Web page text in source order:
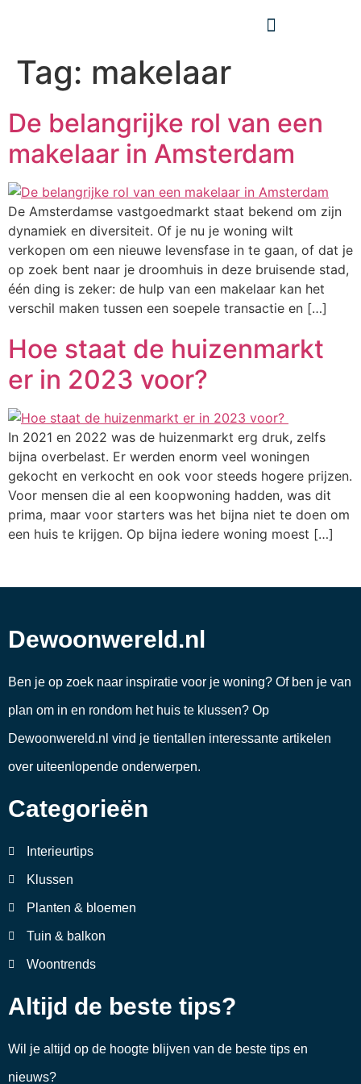
Tag: makelaar
De belangrijke rol van een
makelaar in Amsterdam
De Amsterdamse vastgoedmarkt staat bekend om zijn
dynamiek en diversiteit. Of je nu je woning wilt
verkopen om een nieuwe levensfase in te gaan, of dat je
op zoek bent naar je droomhuis in deze bruisende stad,
één ding is zeker: de hulp van een makelaar kan het
verschil maken tussen een soepele transactie en […]
Hoe staat de huizenmarkt
er in 2023 voor?
In 2021 en 2022 was de huizenmarkt erg druk, zelfs
bijna overbelast. Er werden enorm veel woningen
gekocht en verkocht en ook voor steeds hogere prijzen.
Voor mensen die al een koopwoning hadden, was dit
prima, maar voor starters was het bijna niet te doen om
een huis te krijgen. Op bijna iedere woning moest […]
Dewoonwereld.nl
Ben je op zoek naar inspiratie voor je woning? Of ben je van
plan om in en rondom het huis te klussen? Op
Dewoonwereld.nl vind je tientallen interessante artikelen
over uiteenlopende onderwerpen.
Categorieën
Interieurtips
Klussen
Planten & bloemen
Tuin & balkon
Woontrends
Altijd de beste tips?
Wil je altijd op de hoogte blijven van de beste tips en
nieuws?